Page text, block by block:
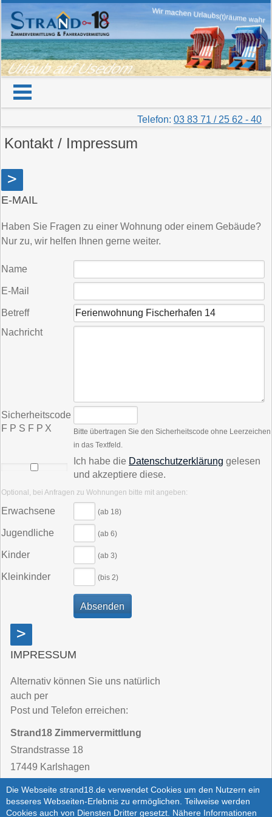
Die Webseite strand18.de verwendet Cookies um den Nutzern ein
besseres Webseiten-Erlebnis zu ermöglichen. Teilweise werden
Cookies auch von Diensten Dritter gesetzt. Nähere Informationen
Wir machen Urlaubs(t)räume wahr
Urlaub auf Usedom
Telefon: 03 83 71 / 25 62 - 40
Kontakt / Impressum
>
E-MAIL
Haben Sie Fragen zu einer Wohnung oder einem Gebäude?
Nur zu, wir helfen Ihnen gerne weiter.
Name
E-Mail
Betreff
Nachricht
Sicherheitscode
F P S F P X
Bitte übertragen Sie den Sicherheitscode ohne Leerzeichen
in das Textfeld.
Ich habe die Datenschutzerklärung gelesen
und akzeptiere diese.
Optional, bei Anfragen zu Wohnungen bitte mit angeben:
Erwachsene (ab 18)
Jugendliche (ab 6)
Kinder (ab 3)
Kleinkinder (bis 2)
>
IMPRESSUM
Alternativ können Sie uns natürlich
auch per
Post und Telefon erreichen:
Strand18 Zimmervermittlung
Strandstrasse 18
17449 Karlshagen
Telefon: 03 83 71 / 25 62 - 40